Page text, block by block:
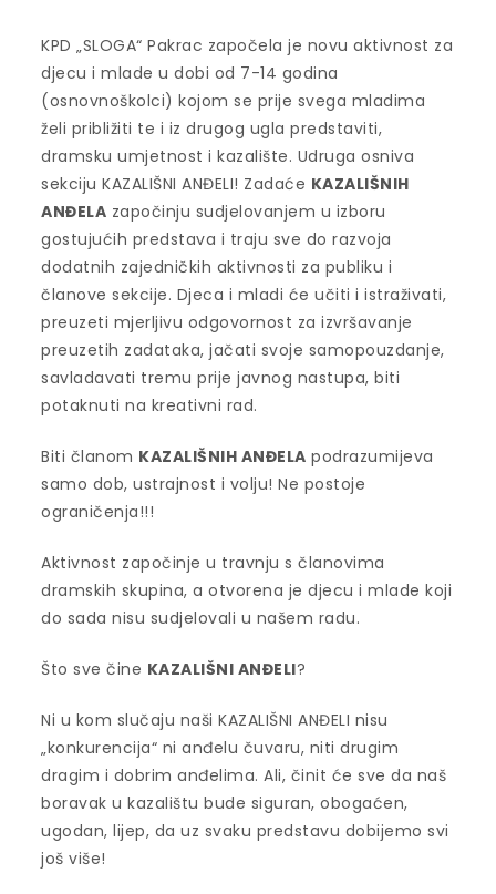
KPD „SLOGA“ Pakrac započela je novu aktivnost za
djecu i mlade u dobi od 7-14 godina
(osnovnoškolci) kojom se prije svega mladima
želi približiti te i iz drugog ugla predstaviti,
dramsku umjetnost i kazalište. Udruga osniva
sekciju KAZALIŠNI ANĐELI! Zadaće KAZALIŠNIH
ANĐELA započinju sudjelovanjem u izboru
gostujućih predstava i traju sve do razvoja
dodatnih zajedničkih aktivnosti za publiku i
članove sekcije. Djeca i mladi će učiti i istraživati,
preuzeti mjerljivu odgovornost za izvršavanje
preuzetih zadataka, jačati svoje samopouzdanje,
savladavati tremu prije javnog nastupa, biti
potaknuti na kreativni rad.
Biti članom KAZALIŠNIH ANĐELA podrazumijeva
samo dob, ustrajnost i volju! Ne postoje
ograničenja!!!
Aktivnost započinje u travnju s članovima
dramskih skupina, a otvorena je djecu i mlade koji
do sada nisu sudjelovali u našem radu.
Što sve čine KAZALIŠNI ANĐELI?
Ni u kom slučaju naši KAZALIŠNI ANĐELI nisu
„konkurencija“ ni anđelu čuvaru, niti drugim
dragim i dobrim anđelima. Ali, činit će sve da naš
boravak u kazalištu bude siguran, obogaćen,
ugodan, lijep, da uz svaku predstavu dobijemo svi
još više!